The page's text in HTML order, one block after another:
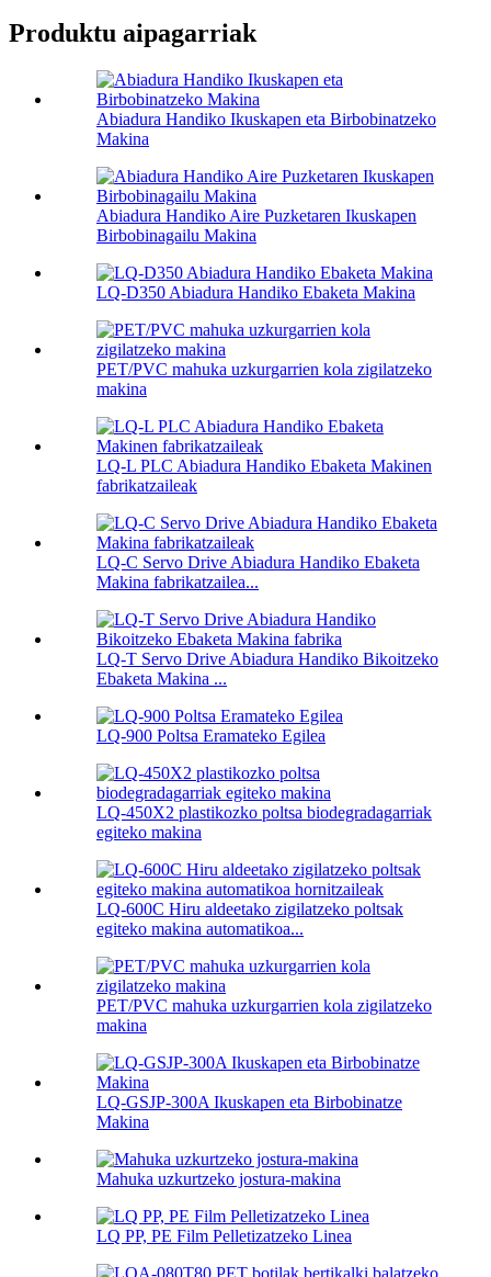
Produktu aipagarriak
Abiadura Handiko Ikuskapen eta Birbobinatzeko
Makina
Abiadura Handiko Aire Puzketaren Ikuskapen
Birbobinagailu Makina
LQ-D350 Abiadura Handiko Ebaketa Makina
PET/PVC mahuka uzkurgarrien kola zigilatzeko
makina
LQ-L PLC Abiadura Handiko Ebaketa Makinen
fabrikatzaileak
LQ-C Servo Drive Abiadura Handiko Ebaketa
Makina fabrikatzailea...
LQ-T Servo Drive Abiadura Handiko Bikoitzeko
Ebaketa Makina ...
LQ-900 Poltsa Eramateko Egilea
LQ-450X2 plastikozko poltsa biodegradagarriak
egiteko makina
LQ-600C Hiru aldeetako zigilatzeko poltsak
egiteko makina automatikoa...
PET/PVC mahuka uzkurgarrien kola zigilatzeko
makina
LQ-GSJP-300A Ikuskapen eta Birbobinatze
Makina
Mahuka uzkurtzeko jostura-makina
LQ PP, PE Film Pelletizatzeko Linea